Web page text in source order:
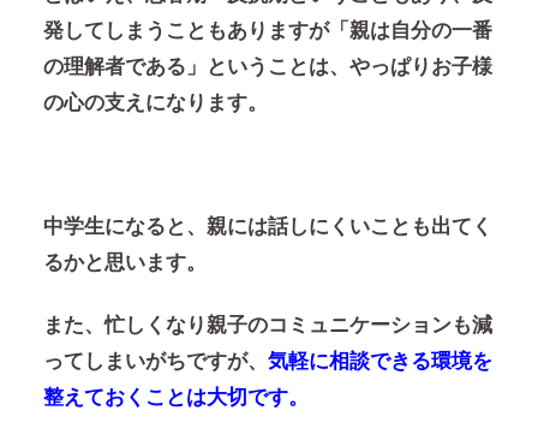
発してしまうこともありますが「親は自分の一番
の理解者である」ということは、やっぱりお子様
の心の支えになります。
中学生になると、親には話しにくいことも出てく
るかと思います。
また、忙しくなり親子のコミュニケーションも減
ってしまいがちですが、 気軽に相談できる環境を
整えておくことは大切です。